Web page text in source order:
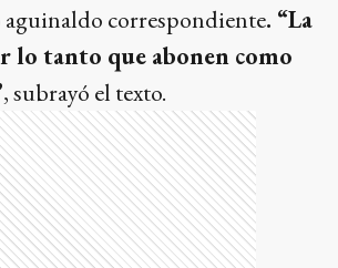
correspondiente. “La
lo tanto que abonen como
, subrayó el texto.